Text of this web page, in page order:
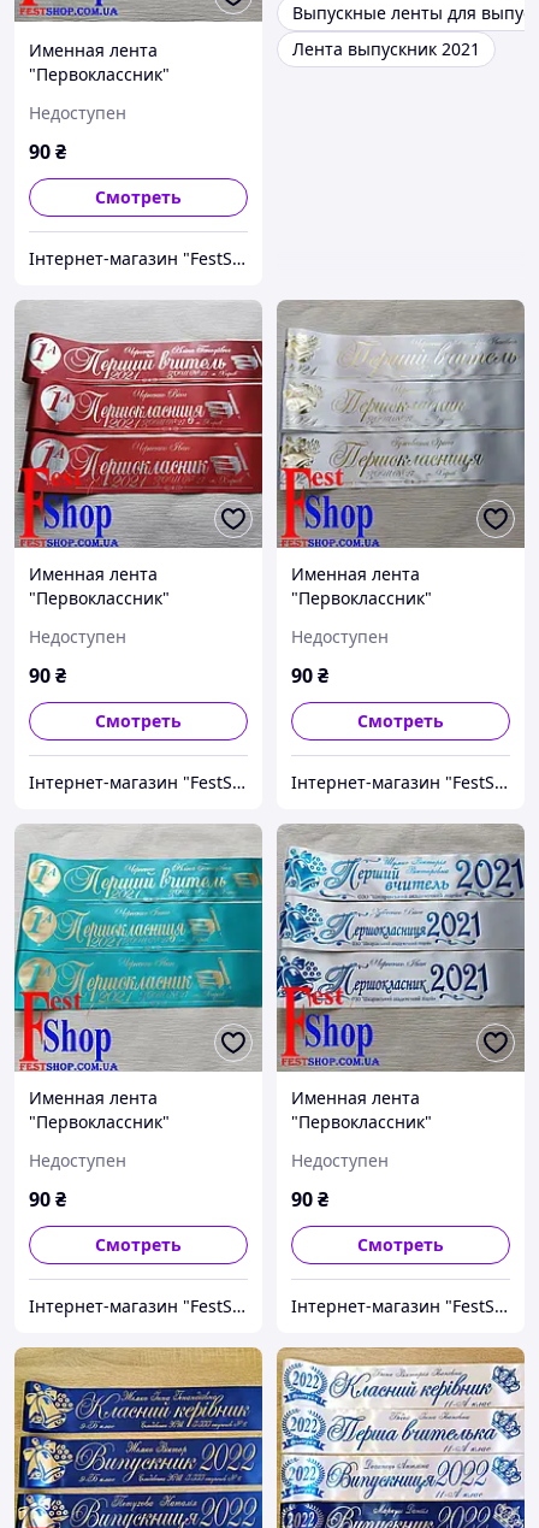
Именная лента
"Первоклассник"
Недоступен
90₴
Смотреть
Інтернет-магазин "FestShop"
Выпускные ленты для
Лента выпускник 2021
Именная лента
"Первоклассник"
Недоступен
90₴
Смотреть
Інтернет-магазин "FestShop"
Именная лента
"Первоклассник"
Недоступен
90₴
Смотреть
Інтернет-магазин "FestShop"
Именная лента
"Первоклассник"
Недоступен
90₴
Смотреть
Інтернет-магазин "FestShop"
Именная лента
"Первоклассник"
Недоступен
90₴
Смотреть
Інтернет-магазин "FestShop"